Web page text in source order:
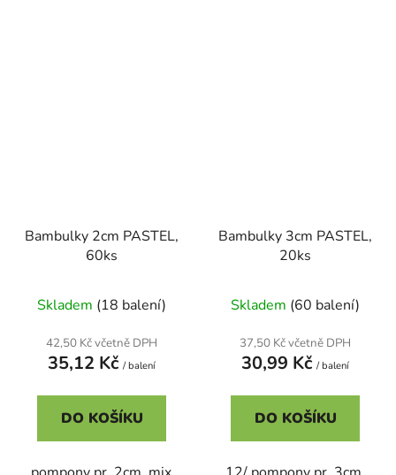
Bambulky 2cm PASTEL,
60ks
Skladem (18 balení)
42,50 Kč včetně DPH
35,12 Kč / balení
DO KOŠÍKU
Bambulky 3cm PASTEL,
20ks
Skladem (60 balení)
37,50 Kč včetně DPH
30,99 Kč / balení
DO KOŠÍKU